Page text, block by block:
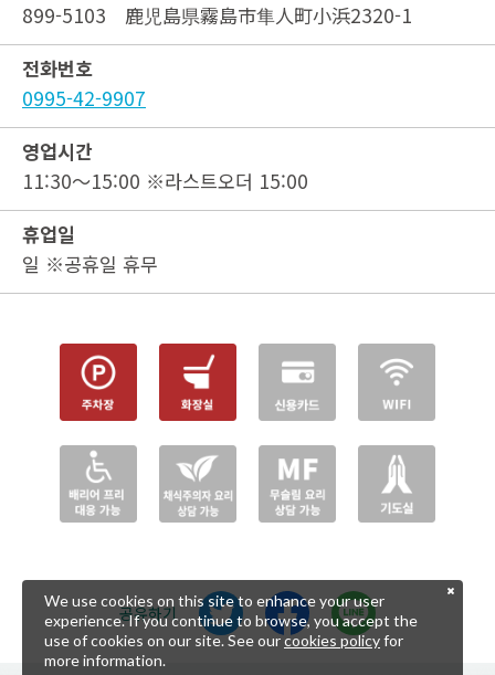
899-5103 鹿児島県霧島市隼人町小浜2320-1
전화번호
0995-42-9907
영업시간
11:30～15:00 ※라스트오더 15:00
휴업일
일 ※공휴일 휴무
공유하기
We use cookies on this site to enhance your user
experience. If you continue to browse, you accept the
use of cookies on our site. See ourcookies policyfor
more information.